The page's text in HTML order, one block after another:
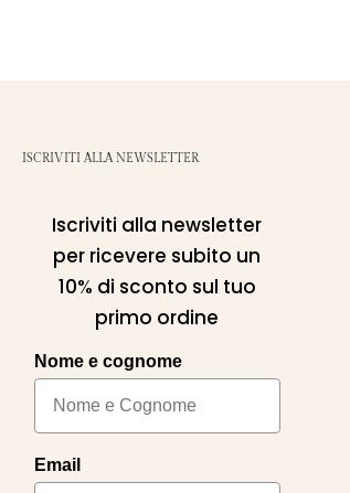
ISCRIVITI ALLA NEWSLETTER
Iscriviti alla newsletter
per ricevere subito un
10% di sconto sul tuo
primo ordine
Nome e cognome
Email